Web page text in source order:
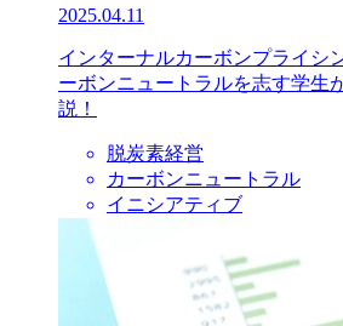
2025.04.11
インターナルカーボンプライシ
ーボンニュートラルを志す学生
説！
脱炭素経営
カーボンニュートラル
イニシアティブ